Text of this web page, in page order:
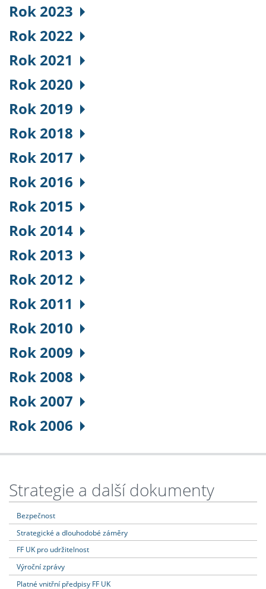
Rok 2023
Rok 2022
Rok 2021
Rok 2020
Rok 2019
Rok 2018
Rok 2017
Rok 2016
Rok 2015
Rok 2014
Rok 2013
Rok 2012
Rok 2011
Rok 2010
Rok 2009
Rok 2008
Rok 2007
Rok 2006
Strategie a další dokumenty
Bezpečnost
Strategické a dlouhodobé záměry
FF UK pro udržitelnost
Výroční zprávy
Platné vnitřní předpisy FF UK